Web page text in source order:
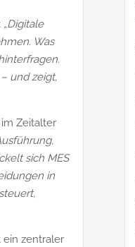
„Digitale
Was
und zeigt,
Zeitalter
sich MES
in
ein zentraler